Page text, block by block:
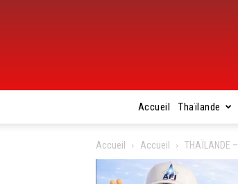
Accueil Thaïlande
Accueil Accueil THAÏLANDE